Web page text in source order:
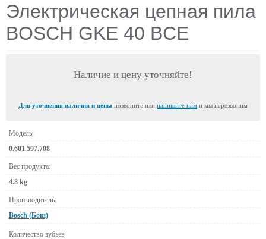
Электрическая цепная пила
BOSCH GKE 40 BCE
Наличие и цену уточняйте!
Для уточнения наличия и цены позвоните или напишите нам и мы перезвоним
Модель:
0.601.597.708
Вес продукта:
4.8 kg
Производитель:
Bosch (Бош)
Количество зубьев